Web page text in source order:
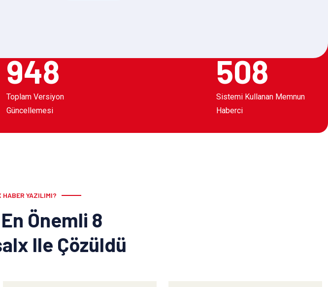
948
Toplam Versiyon
Güncellemesi
508
Sistemi Kullanan Memnun
Haberci
HABER YAZILIMI?
Önemli 8
Ile Çözüldü